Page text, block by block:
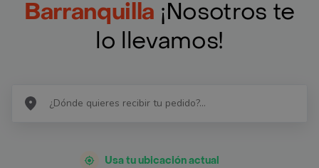
Barranquilla ¡Nosotros te
lo llevamos!
Usa tu ubicación actual